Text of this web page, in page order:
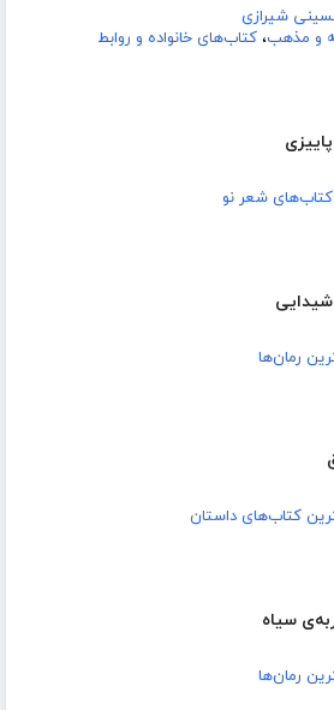
شیرازی
و مذهب، کتاب‌های خانواده و روابط
کتاب‌های شعر نو
شیدایی
رمان‌ها
کتاب‌های داستان
سیاه
رمان‌ها